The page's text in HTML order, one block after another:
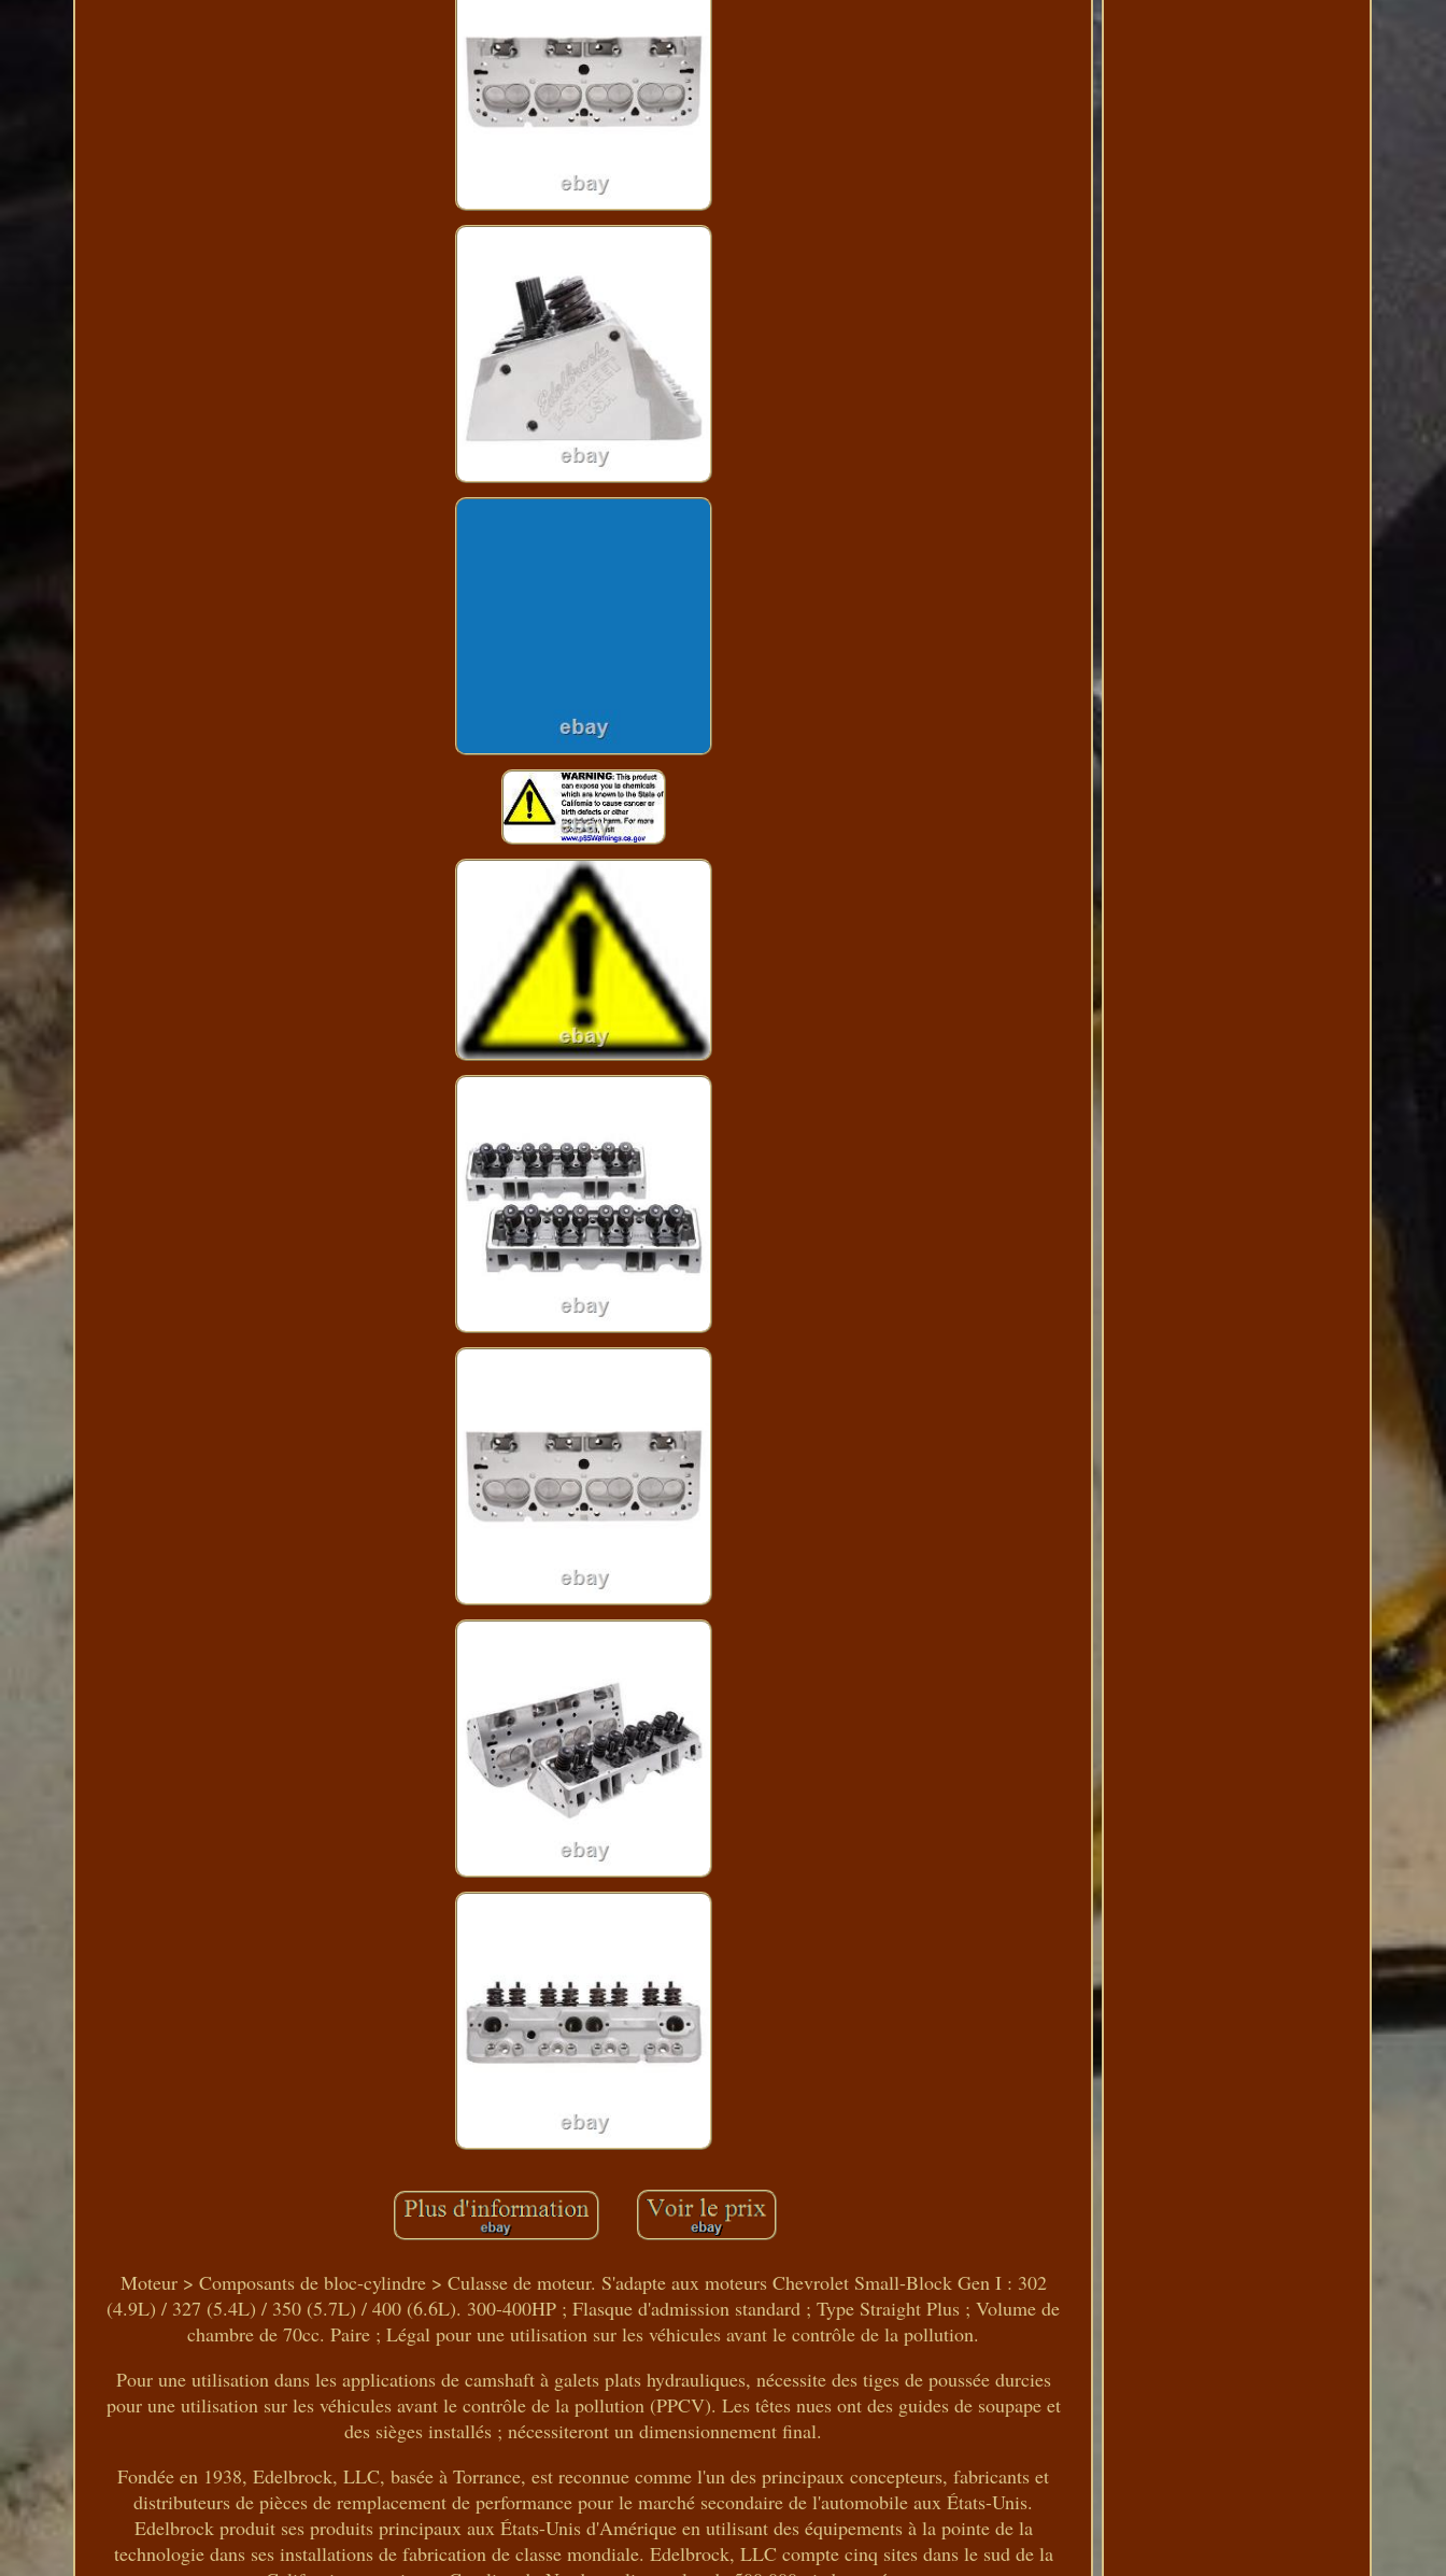
Moteur > Composants de bloc-cylindre > Culasse de moteur. S'adapte aux moteurs Chevrolet Small-Block Gen I : 302
(4.9L) / 327 (5.4L) / 350 (5.7L) / 400 (6.6L). 300-400HP ; Flasque d'admission standard ; Type Straight Plus ; Volume de
chambre de 70cc. Paire ; Légal pour une utilisation sur les véhicules avant le contrôle de la pollution.
Pour une utilisation dans les applications de camshaft à galets plats hydrauliques, nécessite des tiges de poussée durcies
pour une utilisation sur les véhicules avant le contrôle de la pollution (PPCV). Les têtes nues ont des guides de soupape et
des sièges installés ; nécessiteront un dimensionnement final.
Fondée en 1938, Edelbrock, LLC, basée à Torrance, est reconnue comme l'un des principaux concepteurs, fabricants et
distributeurs de pièces de remplacement de performance pour le marché secondaire de l'automobile aux États-Unis.
Edelbrock produit ses produits principaux aux États-Unis d'Amérique en utilisant des équipements à la pointe de la
technologie dans ses installations de fabrication de classe mondiale. Edelbrock, LLC compte cinq sites dans le sud de la